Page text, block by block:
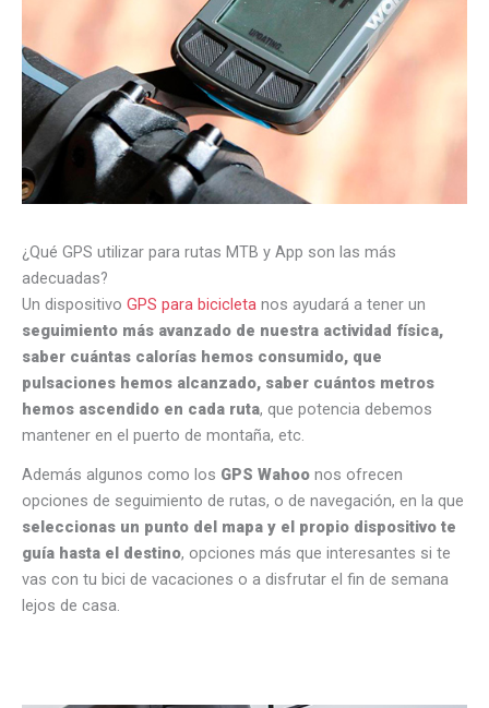
¿Qué GPS utilizar para rutas MTB y App son las más
adecuadas?
Un dispositivo GPS para bicicleta nos ayudará a tener un
seguimiento más avanzado de nuestra actividad física,
saber cuántas calorías hemos consumido, que
pulsaciones hemos alcanzado, saber cuántos metros
hemos ascendido en cada ruta, que potencia debemos
mantener en el puerto de montaña, etc.
Además algunos como los GPS Wahoo nos ofrecen
opciones de seguimiento de rutas, o de navegación, en la que
seleccionas un punto del mapa y el propio dispositivo te
guía hasta el destino, opciones más que interesantes si te
vas con tu bici de vacaciones o a disfrutar el fin de semana
lejos de casa.